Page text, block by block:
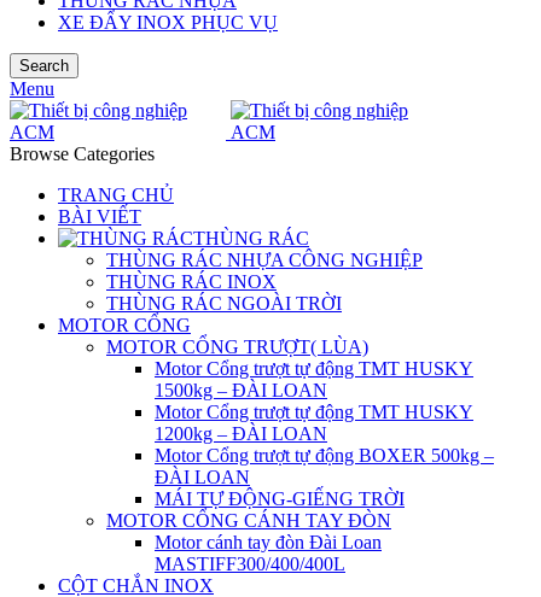
XE ĐẨY INOX PHỤC VỤ
Search
Menu
Browse Categories
TRANG CHỦ
BÀI VIẾT
THÙNG RÁC
THÙNG RÁC NHỰA CÔNG NGHIỆP
THÙNG RÁC INOX
THÙNG RÁC NGOÀI TRỜI
MOTOR CỔNG
MOTOR CỔNG TRƯỢT( LÙA)
Motor Cổng trượt tự động TMT HUSKY
1500kg – ĐÀI LOAN
Motor Cổng trượt tự động TMT HUSKY
1200kg – ĐÀI LOAN
Motor Cổng trượt tự động BOXER 500kg –
ĐÀI LOAN
MÁI TỰ ĐỘNG-GIẾNG TRỜI
MOTOR CỔNG CÁNH TAY ĐÒN
Motor cánh tay đòn Đài Loan
MASTIFF300/400/400L
CỘT CHẮN INOX